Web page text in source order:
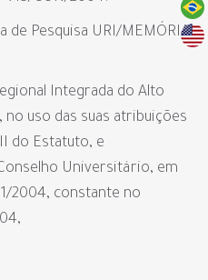
de Pesquisa URI/MEMÓRIA.
Integrada do Alto
no uso das suas atribuições
do Estatuto, e
Universitário, em
2004, constante no